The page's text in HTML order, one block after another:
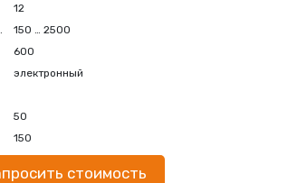
12
150 … 2500
600
электронный
50
150
стоимость